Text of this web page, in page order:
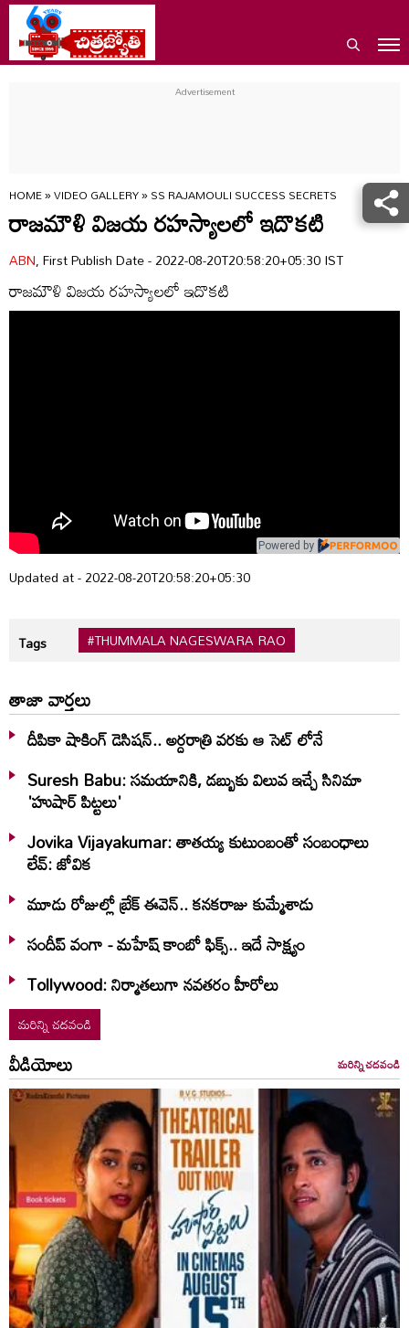
HOME»VIDEO GALLERY»SS RAJAMOULI SUCCESS SECRETS
రాజమౌళి విజయ రహస్యాలలో ఇదొకటి
ABN, First Publish Date - 2022-08-20T20:58:20+05:30 IST
రాజమౌళి విజయ రహస్యాలలో ఇదొకటి
Powered by
Updated at - 2022-08-20T20:58:20+05:30
Tags #THUMMALA NAGESWARA RAO
తాజా వార్తలు
దీపికా షాకింగ్ డెసిషన్.. అర్దరాత్రి వరకు ఆ సెట్ లోనే
Suresh Babu: సమయానికి, డబ్బుకు విలువ ఇచ్చే సినిమా
'హుషార్‌ పిట్టలు'
Jovika Vijayakumar: తాతయ్య కుటుంబంతో సంబంధాలు
లేవ్: జోవిక
మూడు రోజుల్లో బ్రేక్ ఈవెన్.. కనకరాజు కుమ్మేశాడు
సందీప్ వంగా - మహేష్ కాంబో ఫిక్స్.. ఇదే సాక్ష్యం
Tollywood: నిర్మాతలుగా నవతరం హీరోలు
మరిన్ని చదవండి
వీడియోలు మరిన్ని చదవండి